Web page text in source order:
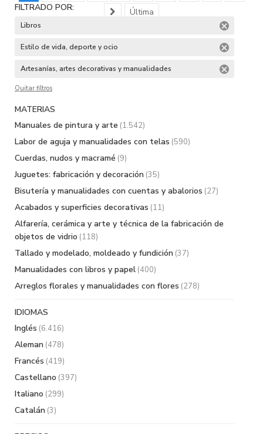
Última
FILTRADO POR:
Libros
Estilo de vida, deporte y ocio
Artesanías, artes decorativas y manualidades
Quitar filtros
MATERIAS
Manuales de pintura y arte (1.542)
Labor de aguja y manualidades con telas (590)
Cuerdas, nudos y macramé (9)
Juguetes: fabricación y decoración (35)
Bisutería y manualidades con cuentas y abalorios (27)
Acabados y superficies decorativas (11)
Alfarería, cerámica y arte y técnica de la fabricación de
objetos de vidrio (118)
Tallado y modelado, moldeado y fundición (37)
Manualidades con libros y papel (400)
Arreglos florales y manualidades con flores (278)
IDIOMAS
Inglés (6.416)
Aleman (478)
Francés (419)
Castellano (397)
Italiano (299)
Catalán (3)